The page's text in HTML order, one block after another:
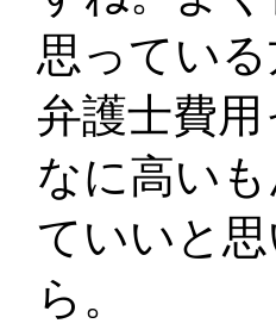
思ってい
弁護士費
なに高い
ていいと
ら。